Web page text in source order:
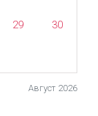
Август 2026
29 30